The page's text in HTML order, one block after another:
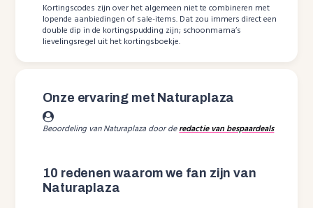
Kortingscodes zijn over het algemeen niet te combineren met
lopende aanbiedingen of sale-items. Dat zou immers direct een
double dip in de kortingspudding zijn; schoonmama’s
lievelingsregel uit het kortingsboekje.
Onze ervaring met Naturaplaza
Beoordeling van Naturaplaza door deredactie van bespaardeals
10 redenen waarom we fan zijn van
Naturaplaza